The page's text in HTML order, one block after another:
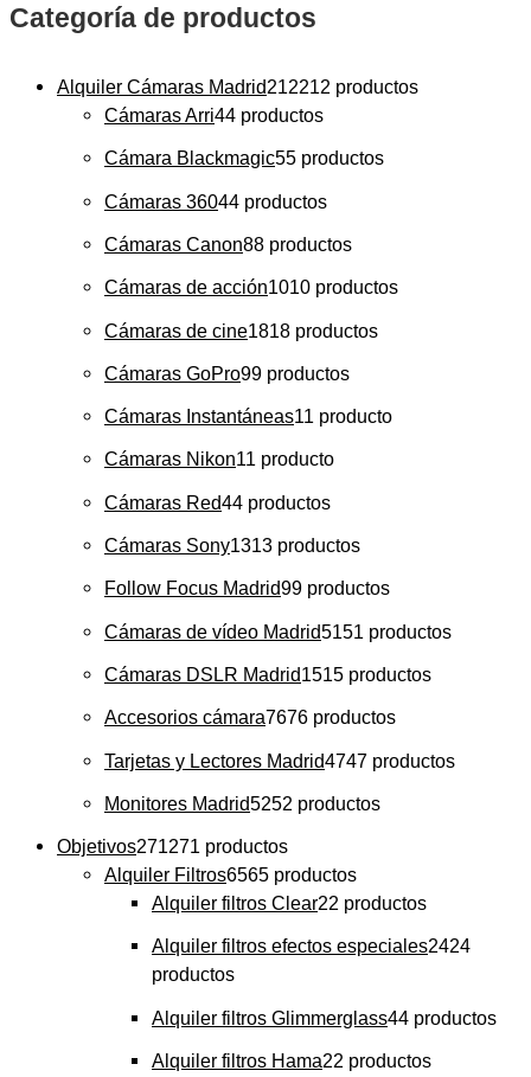
Categoría de productos
Alquiler Cámaras Madrid212212 productos
Cámaras Arri44 productos
Cámara Blackmagic55 productos
Cámaras 36044 productos
Cámaras Canon88 productos
Cámaras de acción1010 productos
Cámaras de cine1818 productos
Cámaras GoPro99 productos
Cámaras Instantáneas11 producto
Cámaras Nikon11 producto
Cámaras Red44 productos
Cámaras Sony1313 productos
Follow Focus Madrid99 productos
Cámaras de vídeo Madrid5151 productos
Cámaras DSLR Madrid1515 productos
Accesorios cámara7676 productos
Tarjetas y Lectores Madrid4747 productos
Monitores Madrid5252 productos
Objetivos271271 productos
Alquiler Filtros6565 productos
Alquiler filtros Clear22 productos
Alquiler filtros efectos especiales2424
productos
Alquiler filtros Glimmerglass44 productos
Alquiler filtros Hama22 productos